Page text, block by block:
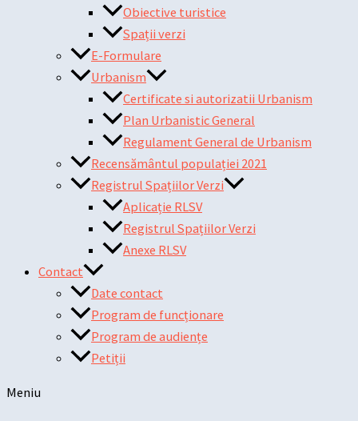
Obiective turistice
Spații verzi
E-Formulare
Urbanism
Certificate si autorizatii Urbanism
Plan Urbanistic General
Regulament General de Urbanism
Recensământul populației 2021
Registrul Spațiilor Verzi
Aplicație RLSV
Registrul Spațiilor Verzi
Anexe RLSV
Contact
Date contact
Program de funcționare
Program de audiențe
Petiții
Meniu